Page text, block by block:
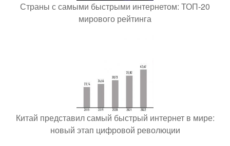
Страны с самыми быстрыми интернетом: ТОП-20
мирового рейтинга
Китай представил самый быстрый интернет в мире:
новый этап цифровой революции